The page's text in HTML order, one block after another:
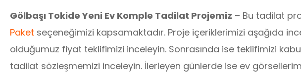
Gölbaşı Tokide Yeni Ev Komple Tadilat Projemiz – Bu tadilat
Paket seçeneğimizi kapsamaktadır. Proje içeriklerimizi aşağıda
olduğumuz fiyat teklifimizi inceleyin. Sonrasında ise teklifimizi
tadilat sözleşmemizi inceleyin. İlerleyen günlerde ise ev